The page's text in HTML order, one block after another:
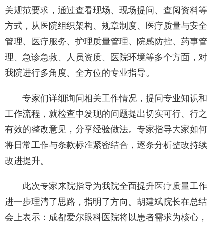
关规范要求，通过查看现场、现场提问、查阅资料等
方式，从医院组织架构、规章制度、医疗质量与安全
管理、医疗服务、护理质量管理、院感防控、药事管
理、急诊急救、人员资质、医院环境等多个方面，对
我院进行多角度、全方位的专业指导。
专家们详细询问相关工作情况，提问专业知识和
工作流程，就检查中发现的问题提出切实可行、行之
有效的整改意见，分享经验做法。专家指导大家如何
将日常工作与条款标准紧密结合，逐条分析整改持续
改进提升。
此次专家来院指导为我院全面提升医疗质量工作
进一步理清了思路，指明了方向。胡建斌院长在总结
会上表示：成都爱尔眼科医院将以患者需求为核心，